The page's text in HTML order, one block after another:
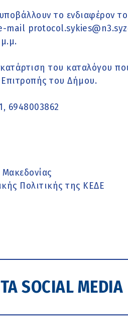
το ενδιαφέρον
mail
του καταλόγου
Επιτροπής του Δήμου.
6948003862
Πολιτικής της ΚΕΔΕ
SOCIAL MEDIA